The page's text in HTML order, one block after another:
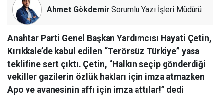
Ahmet Gökdemir Sorumlu Yazı İşleri Müdürü
Anahtar Parti Genel Başkan Yardımcısı Hayati Çetin,
Kırıkkale’de kabul edilen “Terörsüz Türkiye” yasa
teklifine sert çıktı. Çetin, “Halkın seçip gönderdiği
vekiller gazilerin özlük hakları için imza atmazken
Apo ve avanesinin affı için imza attılar!” dedi